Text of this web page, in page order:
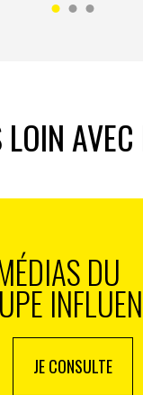
DU
JE CONSULTE